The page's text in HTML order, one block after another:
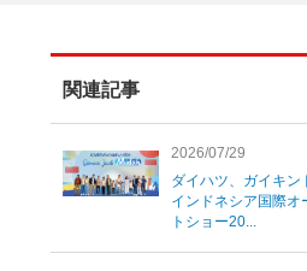
関連記事
2026/07/29
ダイハツ、ガイキン
インドネシア国際オ
トショー20...